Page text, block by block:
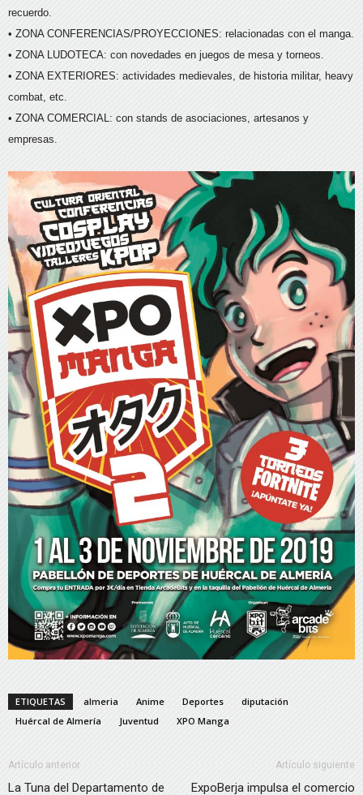
recuerdo.
• ZONA CONFERENCIAS/PROYECCIONES: relacionadas con el manga.
• ZONA LUDOTECA: con novedades en juegos de mesa y torneos.
• ZONA EXTERIORES: actividades medievales, de historia militar, heavy
combat, etc.
• ZONA COMERCIAL: con stands de asociaciones, artesanos y
empresas.
ETIQUETAS almeria Anime Deportes
diputación
Huércal de Almería
Juventud XPO Manga
Artículo anterior
La Tuna del Departamento de
Artículo siguiente
ExpoBerja impulsa el comercio